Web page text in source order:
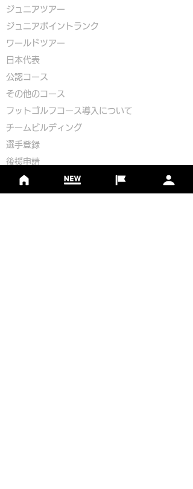
ジュニアツアー
ジュニアポイントランク
​ワールドツアー
​​日本代表
公認コース
​その他のコース
​ フットゴルフコース導入について
​チームビルディング
選手登録​
​後援申請
​イベント依頼
プライバシーポリシー